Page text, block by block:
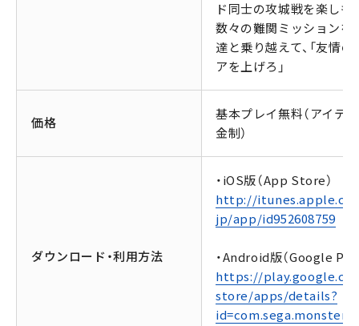
ド同士の攻城戦を楽しも
数々の難関ミッションを
達と乗り越えて、「友情の
アを上げろ」
価格
基本プレイ無料（アイテ
金制）
ダウンロード・利用方法
・iOS版（App Store）
http://
jp/app/id952608759
・Android版（Google
https://
store/apps/details?